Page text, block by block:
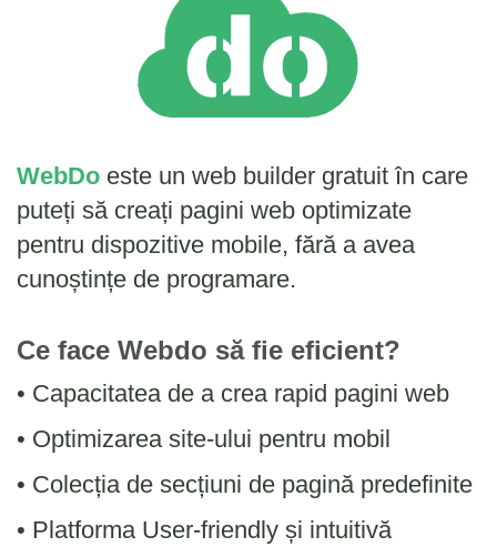
WebDo este un web builder gratuit în care
puteți să creați pagini web optimizate
pentru dispozitive mobile, fără a avea
cunoștințe de programare.
Ce face Webdo să fie eficient?
• Capacitatea de a crea rapid pagini web
• Optimizarea site-ului pentru mobil
• Colecția de secțiuni de pagină predefinite
• Platforma User-friendly și intuitivă